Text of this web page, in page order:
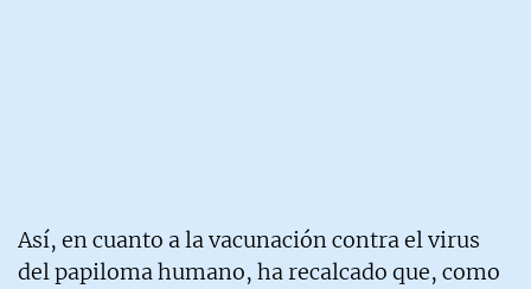
Así, en cuanto a la vacunación contra el virus
del papiloma humano, ha recalcado que, como